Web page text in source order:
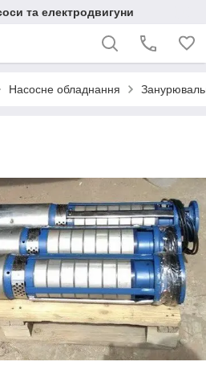
та електродвигуни
Насосне обладнання